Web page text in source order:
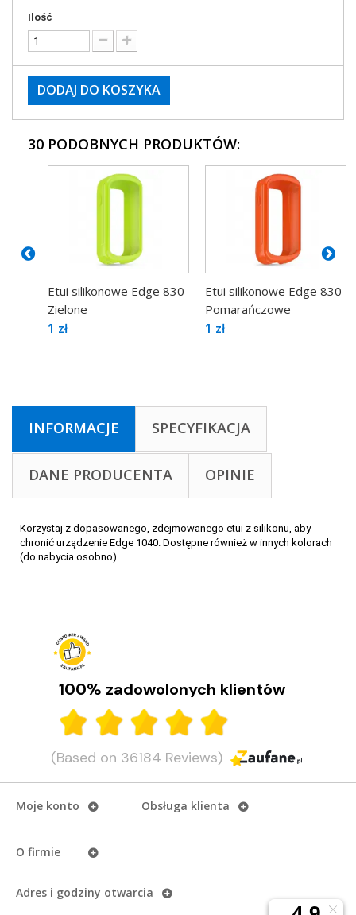
Ilość
DODAJ DO KOSZYKA
30 PODOBNYCH PRODUKTÓW:
Etui silikonowe Edge 830
Zielone
1 zł
Etui silikonowe Edge 830
Pomarańczowe
1 zł
INFORMACJE SPECYFIKACJA
DANE PRODUCENTA OPINIE
Korzystaj z dopasowanego, zdejmowanego etui z silikonu, aby
chronić urządzenie Edge 1040. Dostępne również w innych kolorach
(do nabycia osobno).
100% zadowolonych klientów
(Based on 36184 Reviews)
Moje konto
O firmie
Obsługa klienta
Adres i godziny otwarcia